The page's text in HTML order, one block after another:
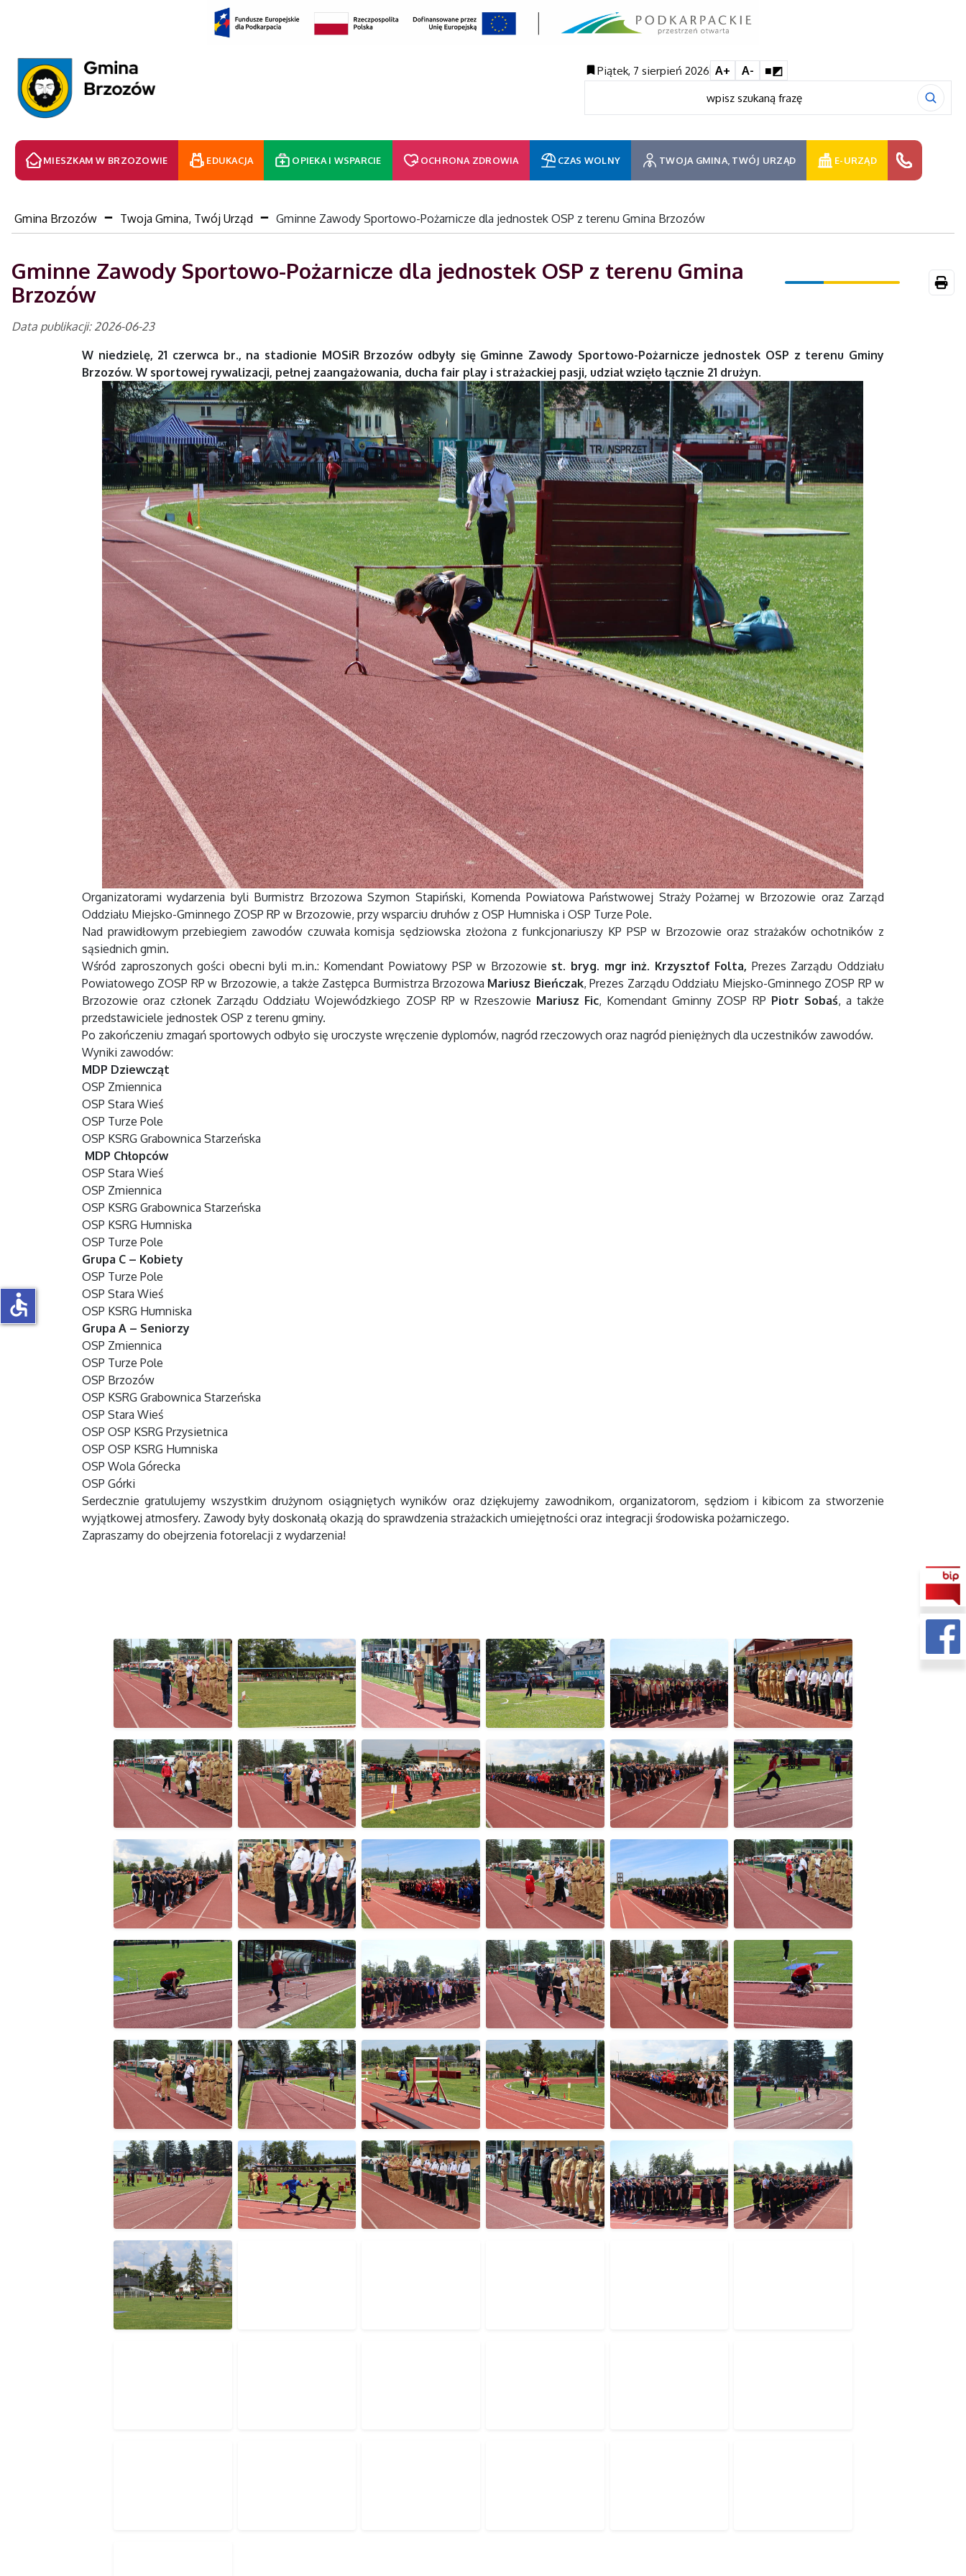
Piątek, 7 sierpień 2026 A+ A- ■◩
MIESZKAM W BRZOZOWIE EDUKACJA OPIEKA I WSPARCIE OCHRONA ZDROWIA CZAS WOLNY TWOJA GMINA, TWÓJ URZĄD E-URZĄD
Gmina Brzozów Twoja Gmina, Twój Urząd Gminne Zawody Sportowo-Pożarnicze dla jednostek OSP z terenu Gmina Brzozów
Gminne Zawody Sportowo-Pożarnicze dla jednostek OSP z terenu Gmina
Brzozów
Data publikacji: 2026-06-23
W niedzielę, 21 czerwca br., na stadionie MOSiR Brzozówodbyły się Gminne Zawody Sportowo-Pożarnicze jednostek OSP z terenu Gminy
Brzozów. W sportowej rywalizacji, pełnej zaangażowania, ducha fair play i strażackiej pasji, udział wzięło łącznie 21 drużyn.
Organizatorami wydarzenia byli Burmistrz Brzozowa Szymon Stapiński, Komenda Powiatowa Państwowej Straży Pożarnej w Brzozowie oraz Zarząd
Oddziału Miejsko-Gminnego ZOSP RP w Brzozowie, przy wsparciu druhów z OSP Humniska i OSP Turze Pole.
Nad prawidłowym przebiegiem zawodów czuwała komisja sędziowska złożona z funkcjonariuszy KP PSP w Brzozowie oraz strażaków ochotników z
sąsiednich gmin.
Wśród zaproszonych gości obecni byli m.in.: Komendant Powiatowy PSP w Brzozowie st. bryg. mgr inż. Krzysztof Folta, Prezes Zarządu Oddziału
Powiatowego ZOSP RP w Brzozowie, a także Zastępca Burmistrza Brzozowa Mariusz Bieńczak, Prezes Zarządu Oddziału Miejsko-Gminnego ZOSP RP w
Brzozowie oraz członek Zarządu Oddziału Wojewódzkiego ZOSP RP w Rzeszowie Mariusz Fic, Komendant Gminny ZOSP RP Piotr Sobaś, a także
przedstawiciele jednostek OSP z terenu gminy.
Po zakończeniu zmagań sportowych odbyło się uroczyste wręczenie dyplomów, nagród rzeczowych oraz nagród pieniężnych dla uczestników zawodów.
Wyniki zawodów:
MDP Dziewcząt
OSP Zmiennica
OSP Stara Wieś
OSP Turze Pole
OSP KSRG Grabownica Starzeńska
MDP Chłopców
OSP Stara Wieś
OSP Zmiennica
OSP KSRG Grabownica Starzeńska
OSP KSRG Humniska
OSP Turze Pole
Grupa C – Kobiety
OSP Turze Pole
OSP Stara Wieś
OSP KSRG Humniska
Grupa A – Seniorzy
OSP Zmiennica
OSP Turze Pole
OSP Brzozów
OSP KSRG Grabownica Starzeńska
OSP Stara Wieś
OSP OSP KSRG Przysietnica
OSP OSP KSRG Humniska
OSP Wola Górecka
OSP Górki
Serdecznie gratulujemy wszystkim drużynom osiągniętych wyników oraz dziękujemy zawodnikom, organizatorom, sędziom i kibicom za stworzenie
wyjątkowej atmosfery. Zawody były doskonałą okazją do sprawdzenia strażackich umiejętności oraz integracji środowiska pożarniczego.
Zapraszamy do obejrzenia fotorelacji z wydarzenia!
accessible